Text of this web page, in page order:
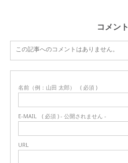
コメント
この記事へのコメントはありません。
名前（例：山田 太郎） ( 必須 )
E-MAIL ( 必須 ) - 公開されません -
URL